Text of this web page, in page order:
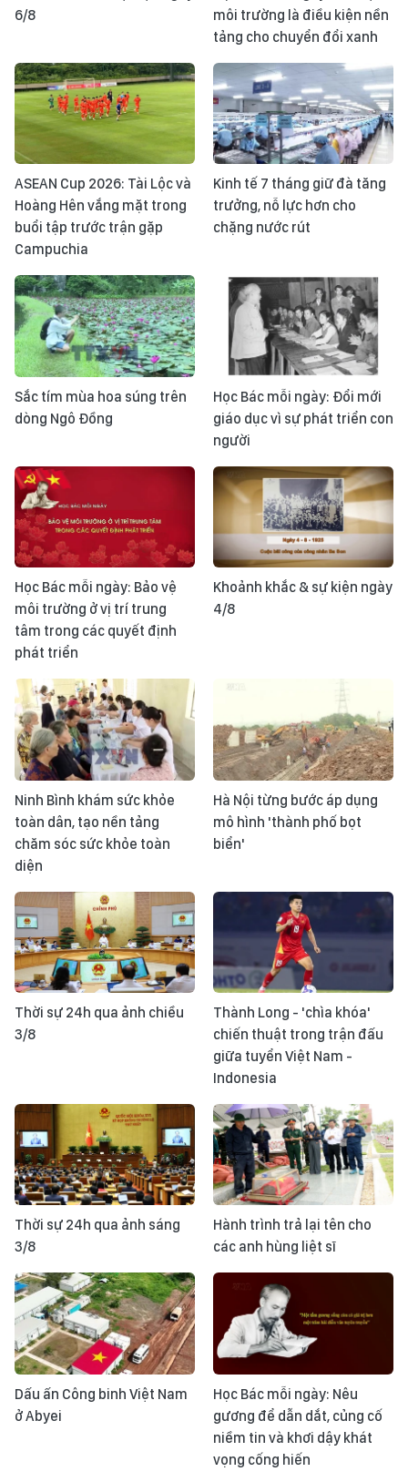
6/8
môi trường là điều kiện nền
tảng cho chuyển đổi xanh
ASEAN Cup 2026: Tài Lộc và
Hoàng Hên vắng mặt trong
buổi tập trước trận gặp
Campuchia
Kinh tế 7 tháng giữ đà tăng
trưởng, nỗ lực hơn cho
chặng nước rút
Sắc tím mùa hoa súng trên
dòng Ngô Đồng
Học Bác mỗi ngày: Đổi mới
giáo dục vì sự phát triển con
người
Học Bác mỗi ngày: Bảo vệ
môi trường ở vị trí trung
tâm trong các quyết định
phát triển
Khoảnh khắc & sự kiện ngày
4/8
Ninh Bình khám sức khỏe
toàn dân, tạo nền tảng
chăm sóc sức khỏe toàn
diện
Hà Nội từng bước áp dụng
mô hình 'thành phố bọt
biển'
Thời sự 24h qua ảnh chiều
3/8
Thành Long - 'chìa khóa'
chiến thuật trong trận đấu
giữa tuyển Việt Nam -
Indonesia
Thời sự 24h qua ảnh sáng
3/8
Hành trình trả lại tên cho
các anh hùng liệt sĩ
Dấu ấn Công binh Việt Nam
ở Abyei
Học Bác mỗi ngày: Nêu
gương để dẫn dắt, củng cố
niềm tin và khơi dậy khát
vọng cống hiến